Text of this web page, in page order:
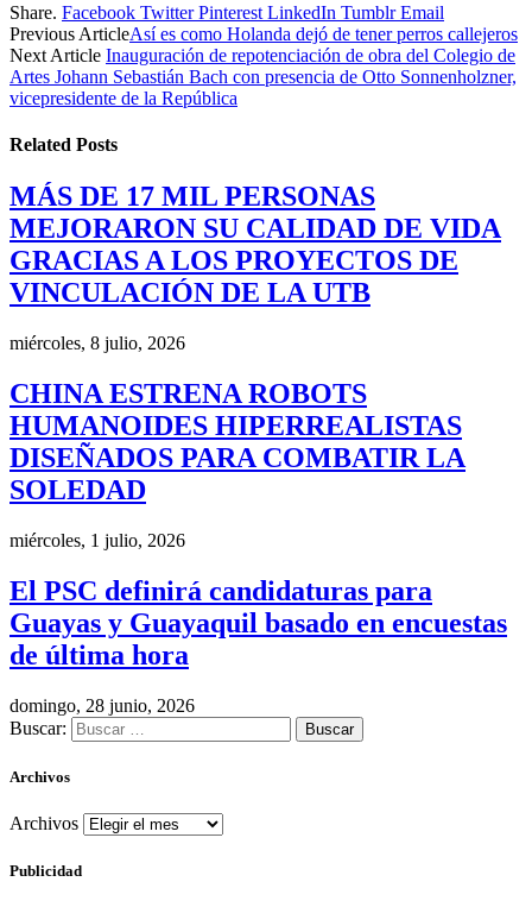
Share. Facebook Twitter Pinterest LinkedIn Tumblr Email
Previous ArticleAsí es como Holanda dejó de tener perros callejeros
Next Article Inauguración de repotenciación de obra del Colegio de
Artes Johann Sebastián Bach con presencia de Otto Sonnenholzner,
vicepresidente de la República
Related Posts
MÁS DE 17 MIL PERSONAS
MEJORARON SU CALIDAD DE VIDA
GRACIAS A LOS PROYECTOS DE
VINCULACIÓN DE LA UTB
miércoles, 8 julio, 2026
CHINA ESTRENA ROBOTS
HUMANOIDES HIPERREALISTAS
DISEÑADOS PARA COMBATIR LA
SOLEDAD
miércoles, 1 julio, 2026
El PSC definirá candidaturas para
Guayas y Guayaquil basado en encuestas
de última hora
domingo, 28 junio, 2026
Buscar:
Archivos
Archivos
Publicidad